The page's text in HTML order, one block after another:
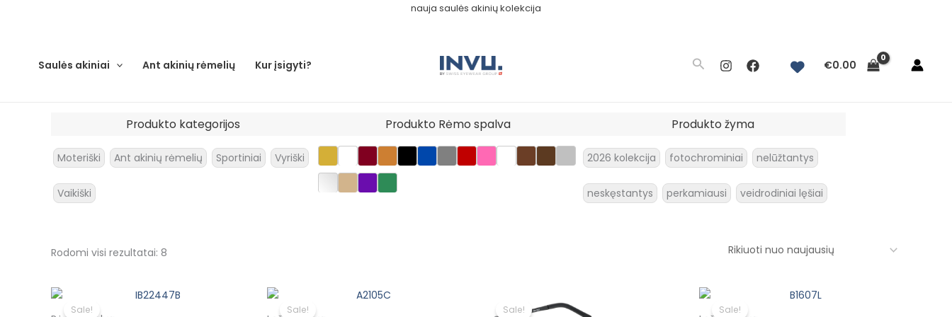
nauja saulės akinių kolekcija
Saulės akiniai Ant akinių rėmelių Kur įsigyti? Paieška €0.00
Produkto kategorijos
Moteriški Ant akinių rėmelių Sportiniai Vyriški
Vaikiški
Produkto Rėmo spalva Produkto žyma
2026 kolekcija fotochrominiai nelūžtantys
neskęstantys perkamiausi veidrodiniai lęšiai
Rodomi visi rezultatai: 8
Sale!
OriginalCurrent
Sale!
OriginalCurrent
Sale!
price
was:
Sale!
Original